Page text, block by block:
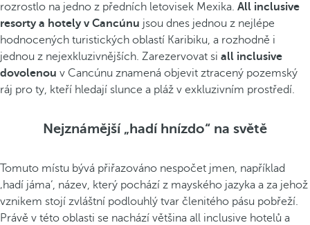
rozrostlo na jedno z předních letovisek Mexika. All inclusive
resorty a hotely v Cancúnu jsou dnes jednou z nejlépe
hodnocených turistických oblastí Karibiku, a rozhodně i
jednou z nejexkluzivnějších. Zarezervovat si all inclusive
dovolenou v Cancúnu znamená objevit ztracený pozemský
ráj pro ty, kteří hledají slunce a pláž v exkluzivním prostředí.
Nejznámější „hadí hnízdo“ na světě
Tomuto místu bývá přiřazováno nespočet jmen, například
‚hadí jáma‘, název, který pochází z mayského jazyka a za jehož
vznikem stojí zvláštní podlouhlý tvar členitého pásu pobřeží.
Právě v této oblasti se nachází většina all inclusive hotelů a